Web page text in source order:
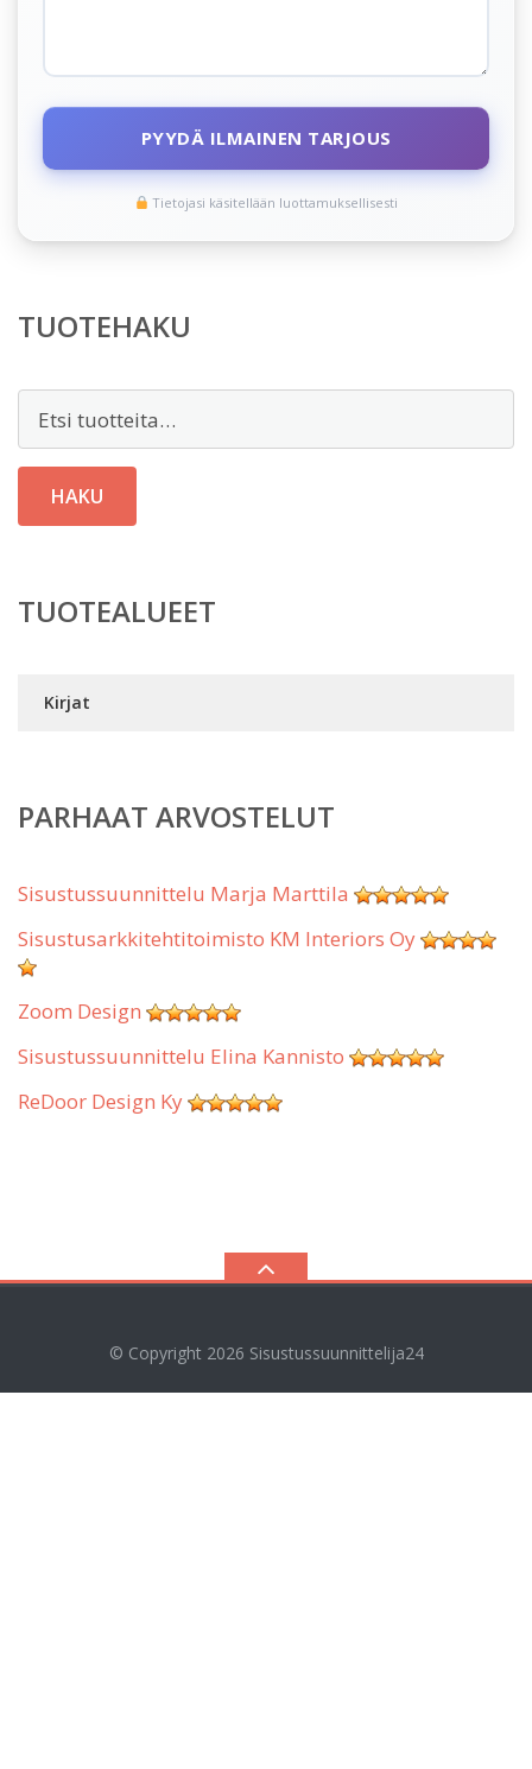
PYYDÄ ILMAINEN TARJOUS
Tietojasi käsitellään luottamuksellisesti
TUOTEHAKU
HAKU
TUOTEALUEET
Kirjat
PARHAAT ARVOSTELUT
Sisustussuunnittelu Marja Marttila
Sisustusarkkitehtitoimisto KM Interiors Oy
Zoom Design
Sisustussuunnittelu Elina Kannisto
ReDoor Design Ky
© Copyright 2026 Sisustussuunnittelija24